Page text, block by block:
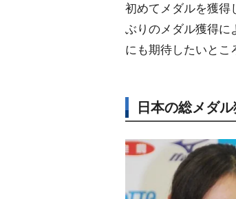
初めてメダルを獲得
ぶりのメダル獲得に
にも期待したいとこ
日本の総メダ